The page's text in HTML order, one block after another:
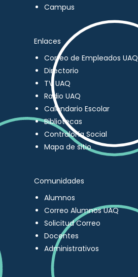
Campus
Enlaces
Correo de Empleados UAQ
Directorio
TV UAQ
Radio UAQ
Calendario Escolar
Bibliotecas
Contraloría Social
Mapa de sitio
Comunidades
Alumnos
Correo Alumnos UAQ
Solicitud Correo
Docentes
Administrativos